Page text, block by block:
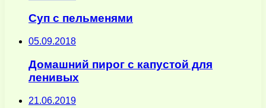
Суп с пельменями
05.09.2018
Домашний пирог с капустой для
ленивых
21.06.2019